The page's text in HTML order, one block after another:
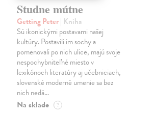
Studne mútne
Getting Peter| Kniha
Sú ikonickými postavami našej
kultúry. Postavili im sochy a
pomenovali po nich ulice, majú svoje
nespochybniteľné miesto v
lexikónoch literatúry aj učebniciach,
slovenské moderné umenie sa bez
nich nedá…
Na sklade ?